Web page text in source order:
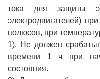
тока для защиты
электродвигателей)
полюсов, при
1). Не должен
времени 1 ч при
состояния.